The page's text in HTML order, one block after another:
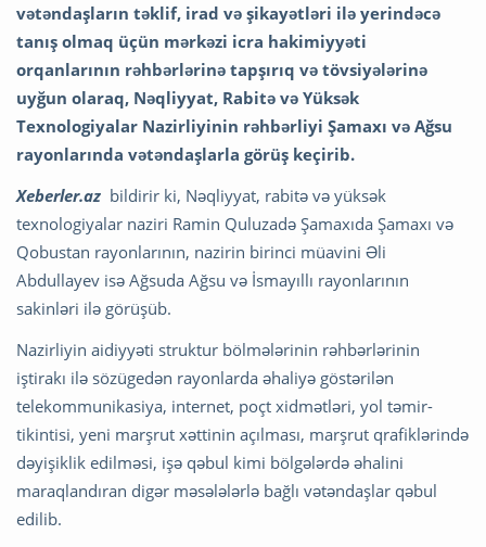
vətəndaşların təklif, irad və şikayətləri ilə yerindəcə
tanış olmaq üçün mərkəzi icra hakimiyyəti
orqanlarının rəhbərlərinə tapşırıq və tövsiyələrinə
uyğun olaraq, Nəqliyyat, Rabitə və Yüksək
Texnologiyalar Nazirliyinin rəhbərliyi Şamaxı və Ağsu
rayonlarında vətəndaşlarla görüş keçirib.
Xeberler.az bildirir ki, Nəqliyyat, rabitə və yüksək
texnologiyalar naziri Ramin Quluzadə Şamaxıda Şamaxı və
Qobustan rayonlarının, nazirin birinci müavini Əli
Abdullayev isə Ağsuda Ağsu və İsmayıllı rayonlarının
sakinləri ilə görüşüb.
Nazirliyin aidiyyəti struktur bölmələrinin rəhbərlərinin
iştirakı ilə sözügedən rayonlarda əhaliyə göstərilən
telekommunikasiya, internet, poçt xidmətləri, yol təmir-
tikintisi, yeni marşrut xəttinin açılması, marşrut qrafiklərində
dəyişiklik edilməsi, işə qəbul kimi bölgələrdə əhalini
maraqlandıran digər məsələlərlə bağlı vətəndaşlar qəbul
edilib.